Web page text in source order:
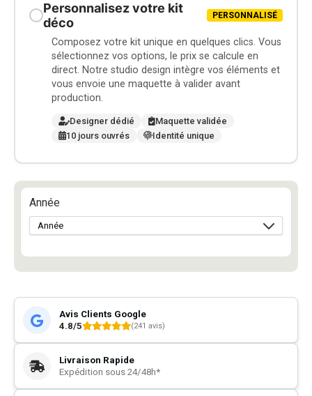
Personnalisez votre kit
déco
PERSONNALISÉ
Composez votre kit unique en quelques clics. Vous
sélectionnez vos options, le prix se calcule en
direct. Notre studio design intègre vos éléments et
vous envoie une maquette à valider avant
production.
Designer dédié
Maquette validée
10 jours ouvrés
Identité unique
Année
Avis Clients Google
4.8/5
(241 avis)
Livraison Rapide
Expédition sous 24/48h*